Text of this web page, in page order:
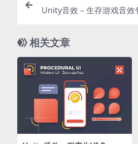
Unity音效 – 生存游戏音
相关文章